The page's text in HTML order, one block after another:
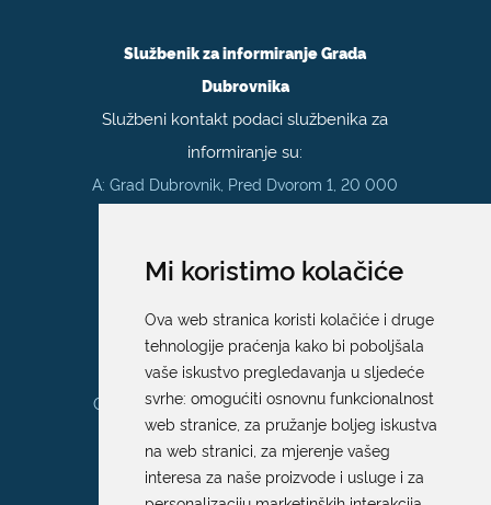
Mi koristimo kolačiće
Ova web stranica koristi kolačiće i druge
tehnologije praćenja kako bi poboljšala
vaše iskustvo pregledavanja u sljedeće
svrhe: omogućiti osnovnu funkcionalnost
web stranice, za pružanje boljeg iskustva
na web stranici za mjerenje vašeg
interesa za naše proizvode i usluge i za
Službenik za informiranje Grada
Dubrovnika
Službeni kontakt podaci službenika za
informiranje su:
A: Grad Dubrovnik, Pred Dvorom 1, 20 000
Ured 205; rad sa strankama za sva
upravna tijela Grada Dubrovnika
Gundulićeva poljana 10, 20000 Dubrovnik
Radno vrijeme sa strankama:
Ponedjeljak – Petak; 9.00 – 12.00 sati
T:+385 20 351 879